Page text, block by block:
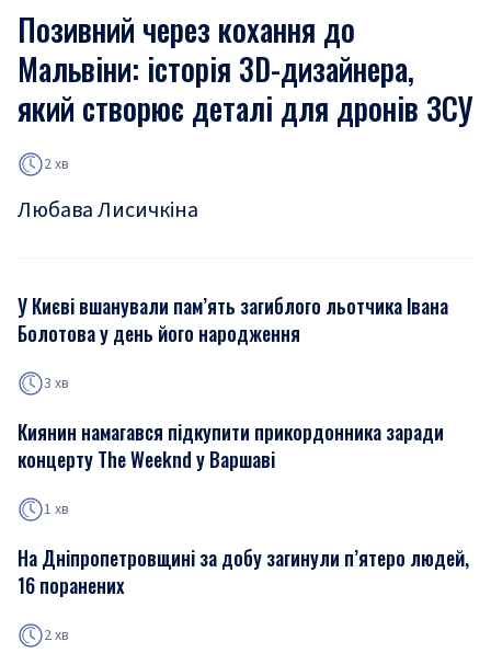
Позивний через кохання до
Мальвіни: історія 3D-дизайнера,
який створює деталі для дронів ЗСУ
2 хв
Любава Лисичкіна
У Києві вшанували пам’ять загиблого льотчика Івана
Болотова у день його народження
3 хв
Киянин намагався підкупити прикордонника заради
концерту The Weeknd у Варшаві
1 хв
На Дніпропетровщині за добу загинули п’ятеро людей,
16 поранених
2 хв